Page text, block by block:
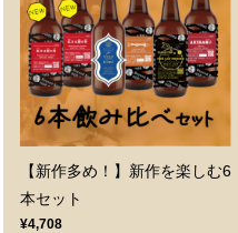
【新作多め！】新作を楽しむ6
本セット
¥4,708